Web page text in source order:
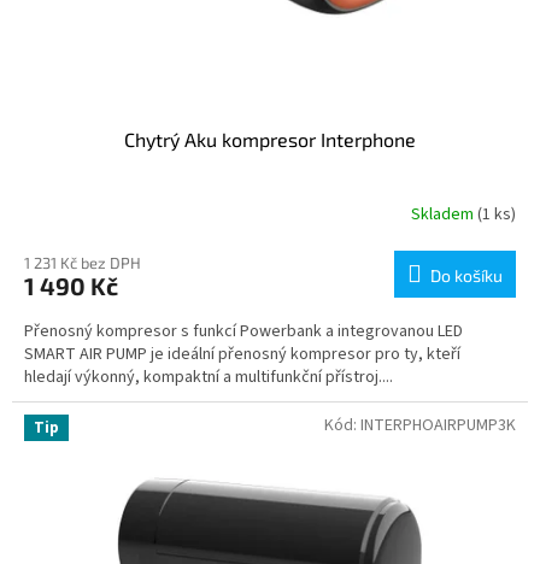
Chytrý Aku kompresor Interphone
Skladem (1 ks)
1 231 Kč bez DPH
1 490 Kč Do košíku
Přenosný kompresor s funkcí Powerbank a integrovanou LED
SMART AIR PUMP je ideální přenosný kompresor pro ty, kteří
hledají výkonný, kompaktní a multifunkční přístroj....
Tip Kód: INTERPHOAIRPUMP3K